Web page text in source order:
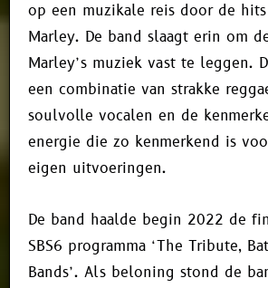
op een muzikale reis door de
Marley. De band slaagt erin om
Marley’s muziek vast te leggen.
een combinatie van strakke
soulvolle vocalen en de
energie die zo kenmerkend is
eigen uitvoeringen.
De band haalde begin 2022 de
SBS6 programma ‘The Tribute,
Bands’. Als beloning stond de